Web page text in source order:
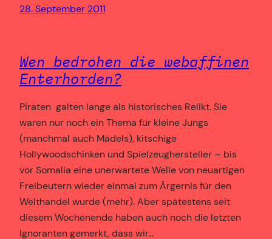
28. September 2011
Wen bedrohen die webaffinen
Enterhorden?
Piraten galten lange als historisches Relikt. Sie
waren nur noch ein Thema für kleine Jungs
(manchmal auch Mädels), kitschige
Hollywoodschinken und Spielzeughersteller – bis
vor Somalia eine unerwartete Welle von neuartigen
Freibeutern wieder einmal zum Ärgernis für den
Welthandel wurde (mehr). Aber spätestens seit
diesem Wochenende haben auch noch die letzten
Ignoranten gemerkt, dass wir…